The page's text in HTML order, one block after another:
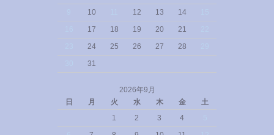
10 12 13 14
17 18 19 20 21
24 25 26 27 28
31
2026年9月
日
月 火 水 木 金
土
1
2 3 4